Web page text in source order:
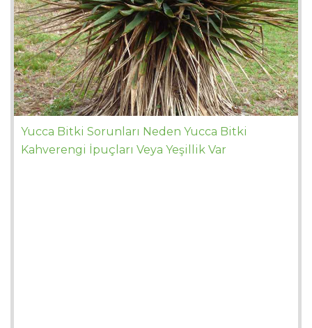
Yucca Bitki Sorunları Neden Yucca Bitki
Kahverengi İpuçları Veya Yeşillik Var